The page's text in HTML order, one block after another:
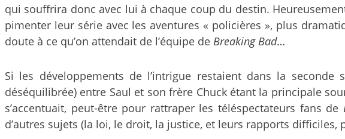
qui souffrira donc avec lui à chaque coup du destin.
pimenter leur série avec les aventures « policières », plus
doute à ce qu’on attendait de l’équipe de Breaking Bad…
Si les développements de l’intrigue restaient dans la seconde
déséquilibrée) entre Saul et son frère Chuck étant la principale
s’accentuait, peut-être pour rattraper les téléspectateurs fans de
d’autres sujets (la loi, le droit, la justice, et leurs rapports